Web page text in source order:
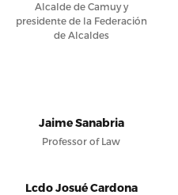
Alcalde de Camuy y
presidente de la Federación
de Alcaldes
Jaime Sanabria
Professor of Law
Lcdo Josué Cardona